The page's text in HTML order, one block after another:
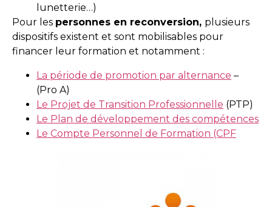
lunetterie…)
Pour les personnes en reconversion, plusieurs
dispositifs existent et sont mobilisables pour
financer leur formation et notamment :
La période de promotion par alternance –
(Pro A)
Le Projet de Transition Professionnelle (PTP)
Le Plan de développement des compétences
Le Compte Personnel de Formation (CPF